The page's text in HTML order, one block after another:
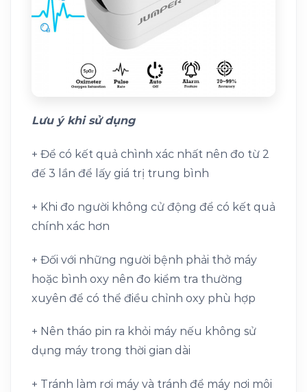
Lưu ý khi sử dụng
+ Để có kết quả chình xác nhất nên đo từ 2
đế 3 lần để lấy giá trị trung bình
+ Khi đo người không cử động để có kết quả
chính xác hơn
+ Đối với những người bệnh phải thở máy
hoặc bình oxy nên đo kiểm tra thường
xuyên để có thể điều chỉnh oxy phù hợp
+ Nên tháo pin ra khỏi máy nếu không sử
dụng máy trong thời gian dài
+ Tránh làm rơi máy và tránh để máy nơi môi